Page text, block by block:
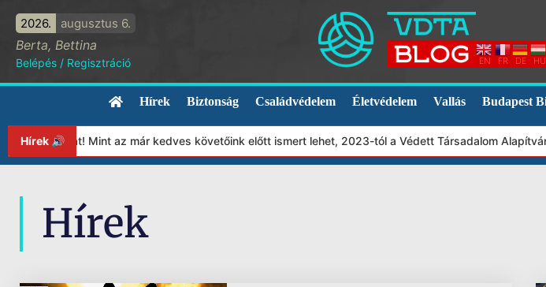
2026. augusztus 6.
Berta, Bettina
Belépés / Regisztráció EN FR DE HU
Hírek Biztonság Családvédelem Életvédelem Vallás Budapest
Hírek 🔊Mint az már kedves követőink előtt ismert lehet, 2023-tól a Védett Társadalom
Hírek